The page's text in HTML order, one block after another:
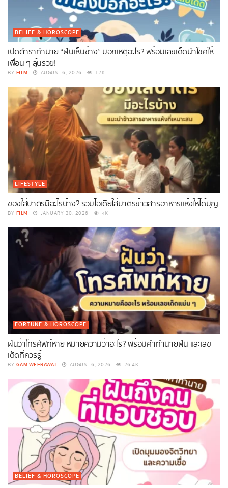
BELIEF & HOROSCOPE
เปิดตำราทำนาย “ฝันเห็นช้าง” บอกเหตุอะไร? พร้อมเลขเด็ดนำโชคให้
เพื่อน ๆ ลุ้นรวย!
BY FILM AUGUST 6, 2026 12K
LIFESTYLE
ของใส่บาตรมีอะไรบ้าง? รวมไอเดียใส่บาตรข้าวสารอาหารแห้งให้ได้บุญ
BY FILM JANUARY 30, 2026 4K
FORTUNE & HOROSCOPE
ฝันว่าโทรศัพท์หาย หมายความว่าอะไร? พร้อมคำทำนายฝัน และเลข
เด็ดที่ควรรู้
BY GAM WEERAWAT AUGUST 6, 2026 26.4K
BELIEF & HOROSCOPE